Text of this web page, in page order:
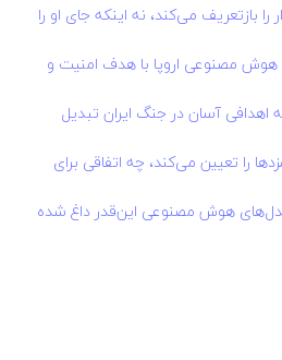
بازتعریف می‌کند، نه اینکه جای او را
۲ سال، قانون هوش مصنوعی اروپا با هدف امنیت و
آسان در جنگ ایران تبدیل
را تعیین می‌کند، چه اتفاقی برای
هوش مصنوعی این‌قدر داغ شده